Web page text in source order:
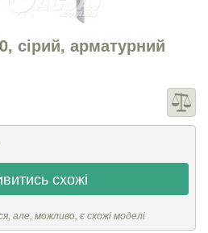
сірий, арматурний
схожі
але, можливо, є схожі моделі